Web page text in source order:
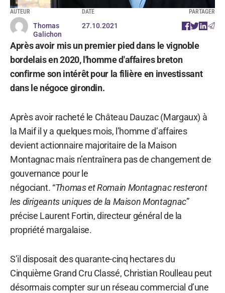
AUTEUR
Thomas
Galichon
DATE
27.10.2021
PARTAGER
Après avoir mis un premier pied dans le vignoble
bordelais en 2020, l'homme d'affaires breton
confirme son intérêt pour la filière en investissant
dans le négoce girondin.
Après avoir racheté le Château Dauzac (Margaux) à
la Maif il y a quelques mois, l’homme d’affaires
devient actionnaire majoritaire de la Maison
Montagnac mais n’entraînera pas de changement de
gouvernance pour le
négociant. “Thomas et Romain Montagnac resteront
les dirigeants uniques de la Maison Montagnac”
précise Laurent Fortin, directeur général de la
propriété margalaise.
S’il disposait des quarante-cinq hectares du
Cinquième Grand Cru Classé, Christian Roulleau peut
désormais compter sur un réseau commercial d’une